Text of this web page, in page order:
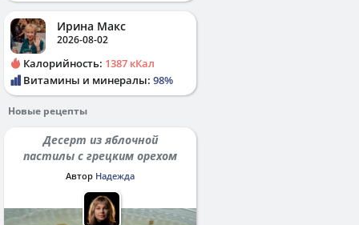
Ирина Макс
2026-08-02
Калорийность: 1387 кКал
Витамины и минералы: 98%
Новые рецепты
Десерт из яблочной
пастилы с грецким орехом
Автор Надежда